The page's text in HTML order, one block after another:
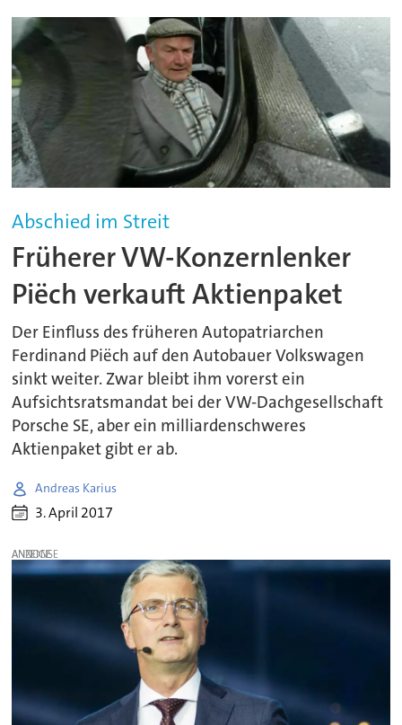
Abschied im Streit
Früherer VW-Konzernlenker
Piëch verkauft Aktienpaket
Der Einfluss des früheren Autopatriarchen
Ferdinand Piëch auf den Autobauer Volkswagen
sinkt weiter. Zwar bleibt ihm vorerst ein
Aufsichtsratsmandat bei der VW-Dachgesellschaft
Porsche SE, aber ein milliardenschweres
Aktienpaket gibt er ab.
Andreas Karius
3. April 2017
ANZEIGE